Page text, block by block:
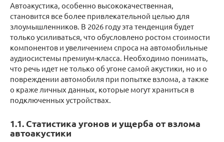
Автоакустика, особенно высококачественная,
становится все более привлекательной целью для
злоумышленников. В 2026 году эта тенденция будет
только усиливаться, что обусловлено ростом стоимости
компонентов и увеличением спроса на автомобильные
аудиосистемы премиум-класса. Необходимо понимать,
что речь идет не только об угоне самой акустики, но и о
повреждении автомобиля при попытке взлома, а также
о краже личных данных, которые могут храниться в
подключенных устройствах.
1.1. Статистика угонов и ущерба от взлома
автоакустики